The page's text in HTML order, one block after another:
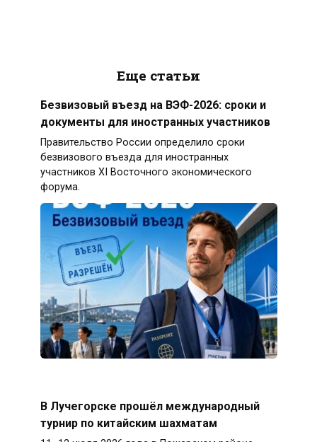
Еще статьи
Безвизовый въезд на ВЭФ-2026: сроки и
документы для иностранных участников
Правительство России определило сроки
безвизового въезда для иностранных
участников XI Восточного экономического
форума.
В Лучегорске прошёл международный
турнир по китайским шахматам